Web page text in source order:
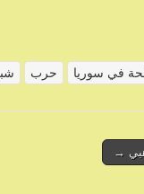
في سوريا حرب
→